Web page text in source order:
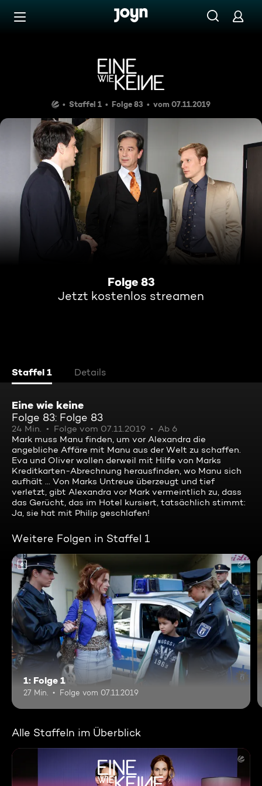
Zum Inhalt springen
Folge 83
Staffel 1 Folge 83 vom 07.11.2019
Folge 83
Jetzt kostenlos streamen
Staffel 1 Details
Eine wie keine
Folge 83: Folge 83
24 Min. Folge vom 07.11.2019
Ab 6
Mark muss Manu finden, um vor Alexandra die
angebliche Affäre mit Manu aus der Welt zu schaffen.
Eva und Oliver wollen derweil mit Hilfe von Marks
Kreditkarten-Abrechnung herausfinden, wo Manu sich
aufhält ... Von Marks Untreue überzeugt und tief
verletzt, gibt Alexandra vor Mark vermeintlich zu, dass
das Gerücht, das im Hotel kursiert, tatsächlich stimmt:
Ja, sie hat mit Philip geschlafen!
Weitere Folgen in Staffel 1
6
1: Folge 1
27 Min. Folge vom 07.11.2019
Alle Staffeln im Überblick